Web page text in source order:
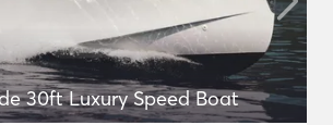
30ft Luxury Speed Boat